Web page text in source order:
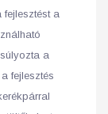
a
a
fejlesztés